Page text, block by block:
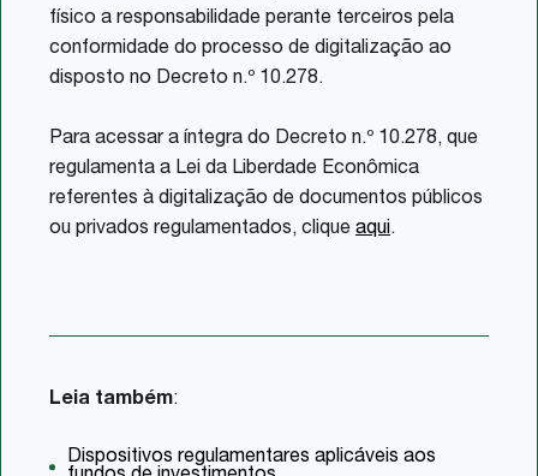
físico a responsabilidade perante terceiros pela
conformidade do processo de digitalização ao
disposto no Decreto n.º 10.278.
Para acessar a íntegra do Decreto n.º 10.278, que
regulamenta a Lei da Liberdade Econômica
referentes à digitalização de documentos públicos
ou privados regulamentados, clique aqui.
Leia também:
Dispositivos regulamentares aplicáveis aos